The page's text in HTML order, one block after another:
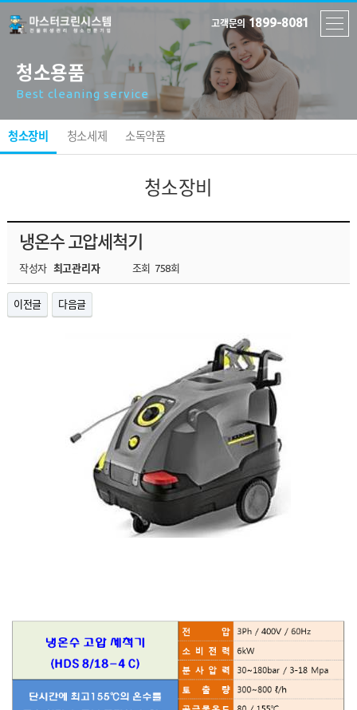
고객문의 1899-8081
청소용품
Best cleaning service
청소장비 청소세제 소독약품
청소장비
냉온수 고압세척기
작성자 최고관리자 조회 758회
이전글 다음글